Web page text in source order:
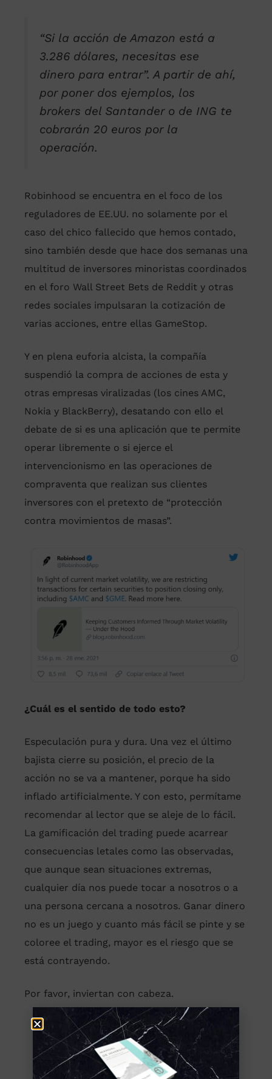
“Si la acción de Amazon está a
3.286 dólares, necesitas ese
dinero para entrar”. A partir de ahí,
por poner dos ejemplos, los
brokers del Santander o de ING te
cobrarán 20 euros por la
operación.
Robinhood se encuentra en el foco de los
reguladores de EE.UU. no solamente por el
caso del chico fallecido que hemos contado,
sino también desde que hace dos semanas una
multitud de inversores minoristas coordinados
en el foro Wall Street Bets de Reddit y otras
redes sociales impulsaran la cotización de
varias acciones, entre ellas GameStop.
Y en plena euforia alcista, la compañía
suspendió la compra de acciones de esta y
otras empresas viralizadas (los cines AMC,
Nokia y BlackBerry), desatando con ello el
debate de si es una aplicación que te permite
operar libremente o si ejerce el
intervencionismo en las operaciones de
compraventa que realizan sus clientes
inversores con el pretexto de “protección
contra movimientos de masas”.
¿Cuál es el sentido de todo esto?
Especulación pura y dura. Una vez el último
bajista cierre su posición, el precio de la
acción no se va a mantener, porque ha sido
inflado artificialmente. Y con esto, permítame
recomendar al lector que se aleje de lo fácil.
La gamificación del trading puede acarrear
consecuencias letales como las observadas,
que aunque sean situaciones extremas,
cualquier día nos puede tocar a nosotros o a
una persona cercana a nosotros. Ganar dinero
no es un juego y cuanto más fácil se pinte y se
coloree el trading, mayor es el riesgo que se
está contrayendo.
Por favor, inviertan con cabeza.
Cristina Bartés
Chief Operating Officer